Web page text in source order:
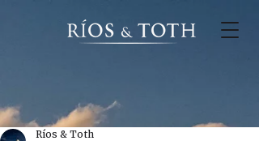
Ríos & Toth